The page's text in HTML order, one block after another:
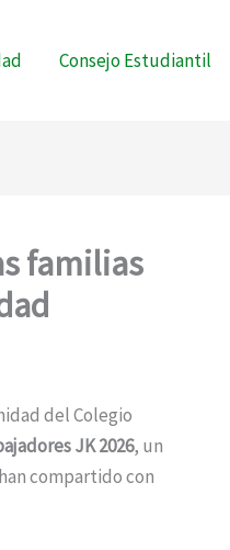
Consejo Estudiantil
familias
del Colegio
JK 2026, un
compartido con